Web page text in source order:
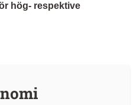
hög- respektive